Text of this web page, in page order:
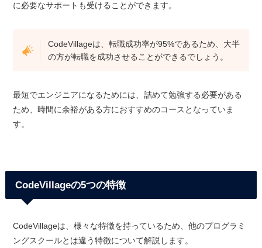
に必要なサポートも受けることができます。
CodeVillageは、転職成功率が95%であるため、大半
の方が転職を成功させることができるでしょう。
最短でエンジニアになるためには、詰めて勉強する必要がある
ため、時間に余裕がある方におすすめのコースとなっていま
す。
CodeVillageの5つの特徴
CodeVillageは、様々な特徴を持っているため、他のプログラミ
ングスクールとは違う特徴について解説します。